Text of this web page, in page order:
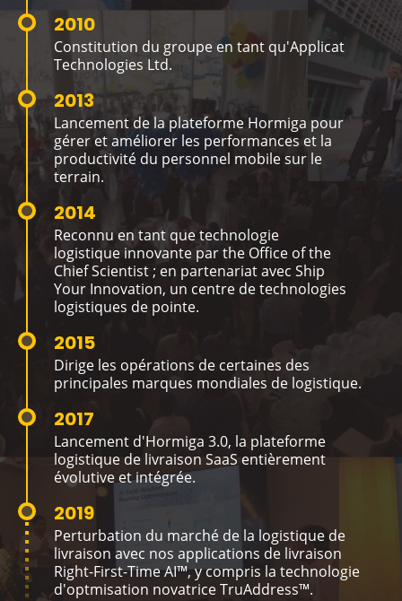
2010
Constitution du groupe en tant qu'Applicat
Technologies Ltd.
2013
Lancement de la plateforme Hormiga pour
gérer et améliorer les performances et la
productivité du personnel mobile sur le
terrain.
2014
Reconnu en tant que technologie
logistique innovante par the Office of the
Chief Scientist ; en partenariat avec Ship
Your Innovation, un centre de technologies
logistiques de pointe.
2015
Dirige les opérations de certaines des
principales marques mondiales de logistique.
2017
Lancement d'Hormiga 3.0, la plateforme
logistique de livraison SaaS entièrement
évolutive et intégrée.
2019
Perturbation du marché de la logistique de
livraison avec nos applications de livraison
Right-First-Time AI™, y compris la technologie
d'optmisation novatrice TruAddress™.